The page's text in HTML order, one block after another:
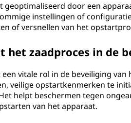
geoptimaliseerd door een
instellingen of
of versnellen van het
het zaadproces in de
een vitale rol in de beveiliging
veilige opstartkenmerken te
helpt beschermen tegen
van het apparaat.